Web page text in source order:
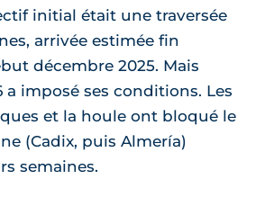
initial était une traversée
arrivée estimée fin
décembre 2025. Mais
a imposé ses conditions. Les
et la houle ont bloqué le
(Cadix, puis Almería)
semaines.